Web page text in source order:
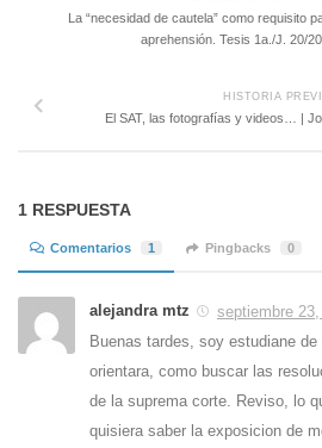
La “necesidad de cautela” como requisito
aprehensión. Tesis 1a./J. 20/
HISTORIA
El SAT, las fotografías y videos… |
1 RESPUESTA
Comentarios 1 Pingbacks 0
alejandra mtz
septiembre
Buenas tardes, soy estudiane
orientara, como buscar las
de la suprema corte. Reviso, lo
quisiera saber la exposicion de